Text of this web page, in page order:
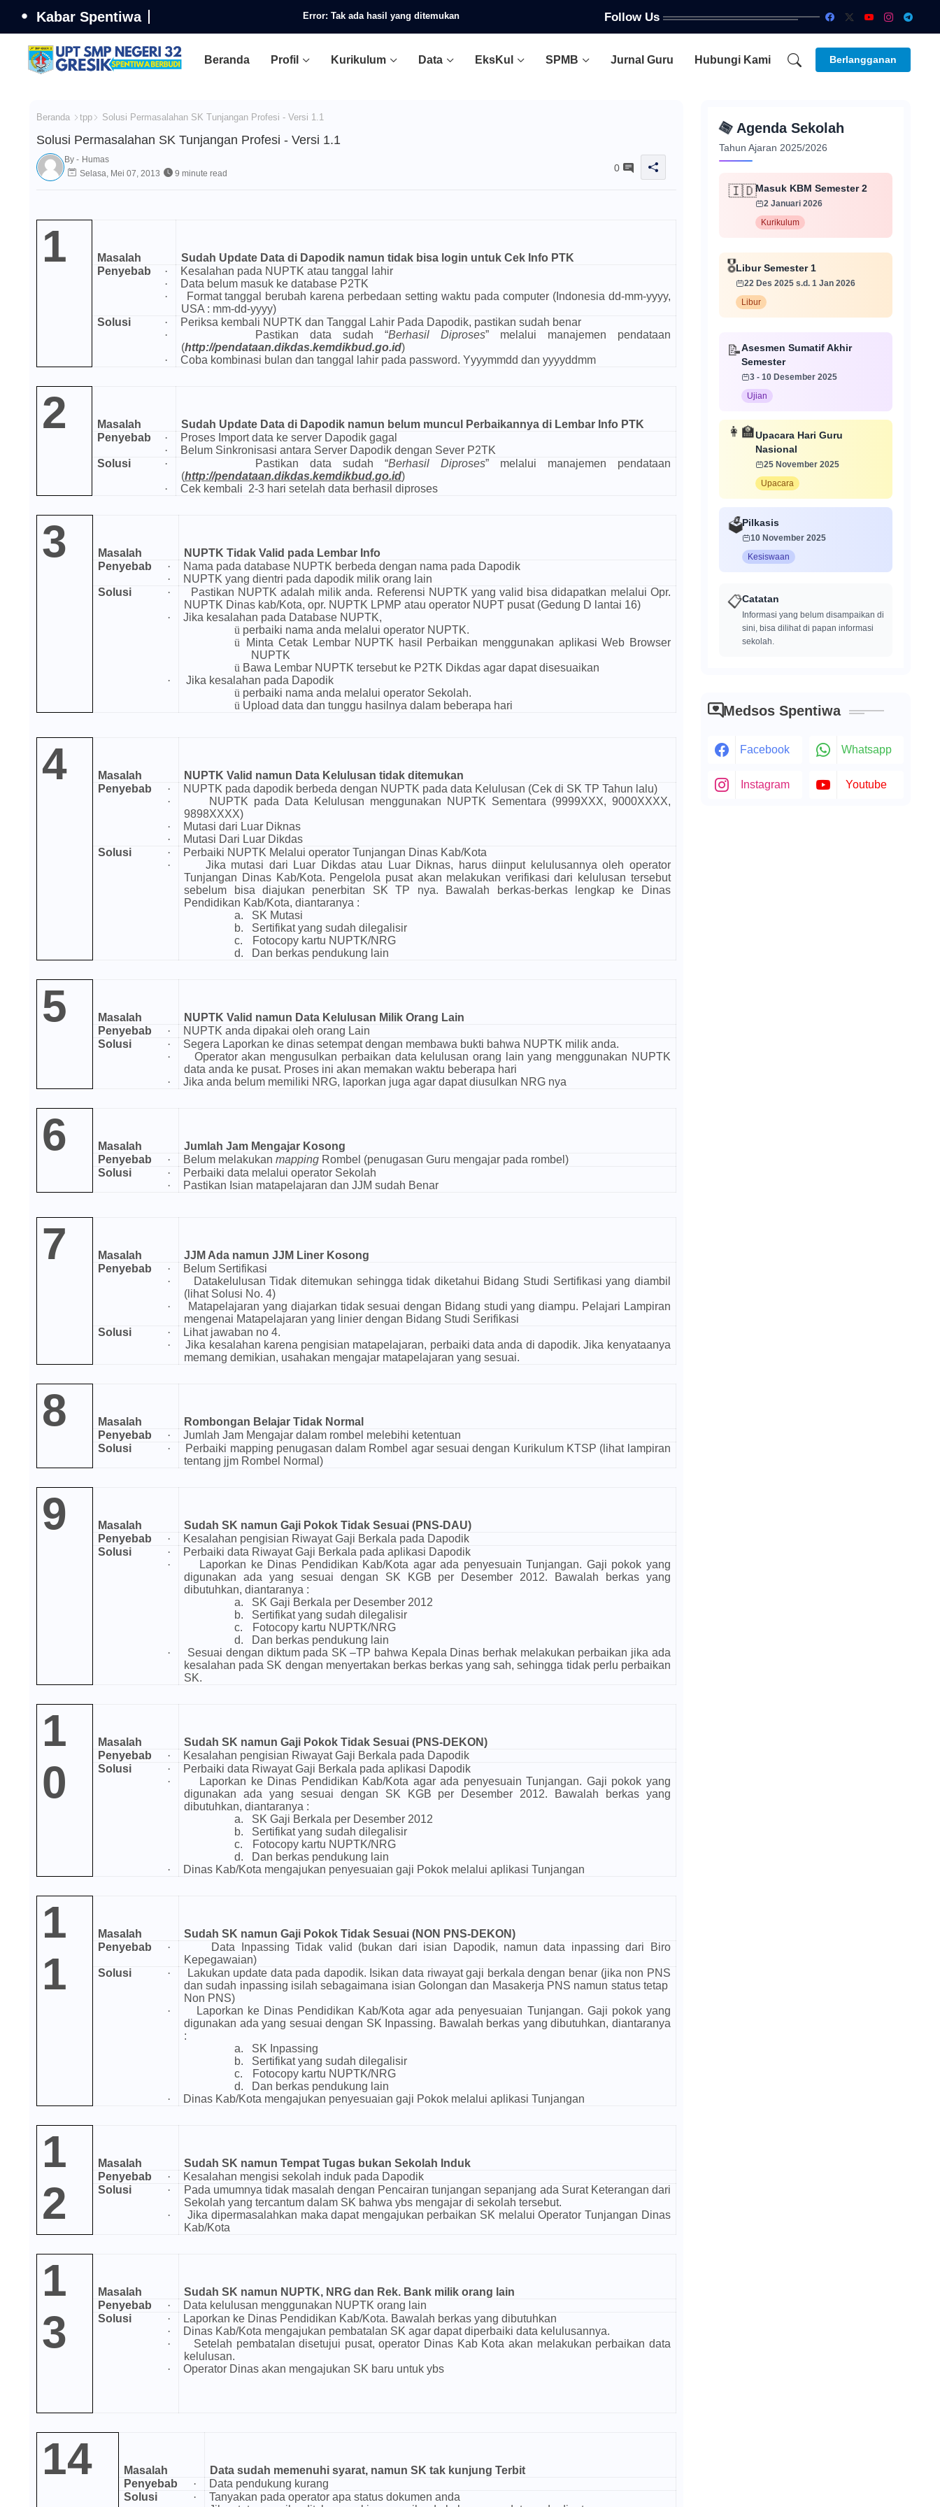
Kabar Spentiwa Error: Tak ada hasil yang ditemukan Follow Us
Beranda Profil Kurikulum Data EksKul SPMB Jurnal Guru Hubungi Kami Berlangganan
Beranda tpp Solusi Permasalahan SK Tunjangan Profesi - Versi 1.1
Solusi Permasalahan SK Tunjangan Profesi - Versi 1.1
By - Humas
Selasa, Mei 07, 2013
9 minute read 0
1 Masalah
Sudah Update Data di Dapodik namun tidak bisa login untuk Cek Info PTK
Penyebab
·
Kesalahan pada NUPTK atau tanggal lahir
·
Data belum masuk ke database P2TK
·
Format tanggal berubah karena perbedaan setting waktu pada computer (Indonesia dd-mm-yyyy,
USA : mm-dd-yyyy)
Solusi
·
Periksa kembali NUPTK dan Tanggal Lahir Pada Dapodik, pastikan sudah benar
·
Pastikan data sudah “Berhasil Diproses” melalui manajemen pendataan
(http://pendataan.dikdas.kemdikbud.go.id)
·
Coba kombinasi bulan dan tanggal lahir pada password. Yyyymmdd dan yyyyddmm
2 Masalah
Sudah Update Data di Dapodik namun belum muncul Perbaikannya di Lembar Info PTK
Penyebab
·
Proses Import data ke server Dapodik gagal
·
Belum Sinkronisasi antara Server Dapodik dengan Sever P2TK
Solusi
· Pastikan data sudah “Berhasil Diproses” melalui manajemen pendataan
(http://pendataan.dikdas.kemdikbud.go.id)
·
Cek kembal i 2-3 hari setelah data berhasil diproses
3 Masalah
NUPTK Tidak Valid pada Lembar Info
Penyebab
·
Nama pada database NUPTK berbeda dengan nama pada Dapodik
·
NUPTK yang dientri pada dapodik milik orang lain
Solusi
·
Pastikan NUPTK adalah milik anda. Referensi NUPTK yang valid bisa didapatkan melalui Opr.
NUPTK Dinas kab/Kota, opr. NUPTK LPMP atau operator NUPT pusat (Gedung D lantai 16)
·
Jika kesalahan pada Database NUPTK,
ü perbaiki nama anda melalui operator NUPTK.
ü
Minta Cetak Lembar NUPTK hasil Perbaikan menggunakan aplikasi Web Browser
NUPTK
ü Bawa Lembar NUPTK tersebut ke P2TK Dikdas agar dapat disesuaikan
·
Jika kesalahan pada Dapodik
ü perbaiki nama anda melalui operator Sekolah.
ü Upload data dan tunggu hasilnya dalam beberapa hari
4 Masalah
NUPTK Valid namun Data Kelulusan tidak ditemukan
Penyebab
·
NUPTK pada dapodik berbeda dengan NUPTK pada data Kelulusan (Cek di SK TP Tahun lalu)
·
NUPTK pada Data Kelulusan menggunakan NUPTK Sementara (9999XXX, 9000XXXX,
9898XXXX)
·
Mutasi dari Luar Diknas
·
Mutasi Dari Luar Dikdas
Solusi
·
Perbaiki NUPTK Melalui operator Tunjangan Dinas Kab/Kota
·
Jika mutasi dari Luar Dikdas atau Luar Diknas, harus diinput kelulusannya oleh operator
Tunjangan Dinas Kab/Kota. Pengelola pusat akan melakukan verifikasi dari kelulusan tersebut
sebelum bisa diajukan penerbitan SK TP nya. Bawalah berkas-berkas lengkap ke Dinas
Pendidikan Kab/Kota, diantaranya :
a.
SK Mutasi
b.
Sertifikat yang sudah dilegalisir
c.
Fotocopy kartu NUPTK/NRG
d.
Dan berkas pendukung lain
5 Masalah
NUPTK Valid namun Data Kelulusan Milik Orang Lain
Penyebab
·
NUPTK anda dipakai oleh orang Lain
Solusi
·
Segera Laporkan ke dinas setempat dengan membawa bukti bahwa NUPTK milik anda.
·
Operator akan mengusulkan perbaikan data kelulusan orang lain yang menggunakan NUPTK
data anda ke pusat. Proses ini akan memakan waktu beberapa hari
·
Jika anda belum memiliki NRG, laporkan juga agar dapat diusulkan NRG nya
6 Masalah
Jumlah Jam Mengajar Kosong
Penyebab
· Belum melakukanmapping Rombel (penugasan Guru mengajar pada rombel)
Solusi
·
Perbaiki data melalui operator Sekolah
·
Pastikan Isian matapelajaran dan JJM sudah Benar
7 Masalah
JJM Ada namun JJM Liner Kosong
Penyebab
·
Belum Sertifikasi
·
Datakelulusan Tidak ditemukan sehingga tidak diketahui Bidang Studi Sertifikasi yang diambil
(lihat Solusi No. 4)
·
Matapelajaran yang diajarkan tidak sesuai dengan Bidang studi yang diampu. Pelajari Lampiran
mengenai Matapelajaran yang linier dengan Bidang Studi Serifikasi
Solusi
·
Lihat jawaban no 4.
·
Jika kesalahan karena pengisian matapelajaran, perbaiki data anda di dapodik. Jika kenyataanya
memang demikian, usahakan mengajar matapelajaran yang sesuai.
8 Masalah
Rombongan Belajar Tidak Normal
Penyebab
·
Jumlah Jam Mengajar dalam rombel melebihi ketentuan
Solusi
·
Perbaiki mapping penugasan dalam Rombel agar sesuai dengan Kurikulum KTSP (lihat lampiran
tentang jjm Rombel Normal)
9 Masalah
Sudah SK namun Gaji Pokok Tidak Sesuai (PNS-DAU)
Penyebab
·
Kesalahan pengisian Riwayat Gaji Berkala pada Dapodik
Solusi
·
Perbaiki data Riwayat Gaji Berkala pada aplikasi Dapodik
·
Laporkan ke Dinas Pendidikan Kab/Kota agar ada penyesuain Tunjangan. Gaji pokok yang
digunakan ada yang sesuai dengan SK KGB per Desember 2012. Bawalah berkas yang
dibutuhkan, diantaranya :
a.
SK Gaji Berkala per Desember 2012
b.
Sertifikat yang sudah dilegalisir
c.
Fotocopy kartu NUPTK/NRG
d.
Dan berkas pendukung lain
·
Sesuai dengan diktum pada SK –TP bahwa Kepala Dinas berhak melakukan perbaikan jika ada
kesalahan pada SK dengan menyertakan berkas berkas yang sah, sehingga tidak perlu perbaikan
SK.
1
0
Masalah
Sudah SK namun Gaji Pokok Tidak Sesuai (PNS-DEKON)
Penyebab
·
Kesalahan pengisian Riwayat Gaji Berkala pada Dapodik
Solusi
·
Perbaiki data Riwayat Gaji Berkala pada aplikasi Dapodik
·
Laporkan ke Dinas Pendidikan Kab/Kota agar ada penyesuain Tunjangan. Gaji pokok yang
digunakan ada yang sesuai dengan SK KGB per Desember 2012. Bawalah berkas yang
dibutuhkan, diantaranya :
a.
SK Gaji Berkala per Desember 2012
b.
Sertifikat yang sudah dilegalisir
c.
Fotocopy kartu NUPTK/NRG
d.
Dan berkas pendukung lain
·
Dinas Kab/Kota mengajukan penyesuaian gaji Pokok melalui aplikasi Tunjangan
1
1
Masalah
Sudah SK namun Gaji Pokok Tidak Sesuai (NON PNS-DEKON)
Penyebab
·
Data Inpassing Tidak valid (bukan dari isian Dapodik, namun data inpassing dari Biro
Kepegawaian)
Solusi
·
Lakukan update data pada dapodik. Isikan data riwayat gaji berkala dengan benar (jika non PNS
dan sudah inpassing isilah sebagaimana isian Golongan dan Masakerja PNS namun status tetap
Non PNS)
·
Laporkan ke Dinas Pendidikan Kab/Kota agar ada penyesuaian Tunjangan. Gaji pokok yang
digunakan ada yang sesuai dengan SK Inpassing. Bawalah berkas yang dibutuhkan, diantaranya
:
a.
SK Inpassing
b.
Sertifikat yang sudah dilegalisir
c.
Fotocopy kartu NUPTK/NRG
d.
Dan berkas pendukung lain
·
Dinas Kab/Kota mengajukan penyesuaian gaji Pokok melalui aplikasi Tunjangan
1
2
Masalah
Sudah SK namun Tempat Tugas bukan Sekolah Induk
Penyebab
·
Kesalahan mengisi sekolah induk pada Dapodik
Solusi
·
Pada umumnya tidak masalah dengan Pencairan tunjangan sepanjang ada Surat Keterangan dari
Sekolah yang tercantum dalam SK bahwa ybs mengajar di sekolah tersebut.
·
Jika dipermasalahkan maka dapat mengajukan perbaikan SK melalui Operator Tunjangan Dinas
Kab/Kota
1
3
Masalah
Sudah SK namun NUPTK, NRG dan Rek. Bank milik orang lain
Penyebab
·
Data kelulusan menggunakan NUPTK orang lain
Solusi
·
Laporkan ke Dinas Pendidikan Kab/Kota. Bawalah berkas yang dibutuhkan
·
Dinas Kab/Kota mengajukan pembatalan SK agar dapat diperbaiki data kelulusannya.
·
Setelah pembatalan disetujui pusat, operator Dinas Kab Kota akan melakukan perbaikan data
kelulusan.
·
Operator Dinas akan mengajukan SK baru untuk ybs
14 Masalah
Data sudah memenuhi syarat, namun SK tak kunjung Terbit
Penyebab
·
Data pendukung kurang
Solusi
·
Tanyakan pada operator apa status dokumen anda
📅 Agenda Sekolah
Tahun Ajaran 2025/2026
🇮🇩 Masuk KBM Semester 2
2 Januari 2026
Kurikulum
🎖️Libur Semester 1
22 Des 2025 s.d. 1 Jan 2026
Libur
📝Asesmen Sumatif Akhir
Semester
3 - 10 Desember 2025
Ujian
👩‍🏫Upacara Hari Guru
Nasional
25 November 2025
Upacara
🗳️ Pilkasis
10 November 2025
Kesiswaan
📋Catatan
Informasi yang belum disampaikan di
sini, bisa dilihat di papan informasi
sekolah.
Medsos Spentiwa
Facebook Whatsapp
Instagram Youtube